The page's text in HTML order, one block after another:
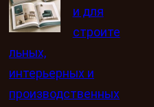
и для
строите
льных,
интерьерных и
производственных